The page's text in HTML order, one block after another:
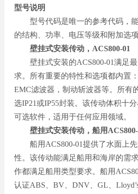
型号说明
型号代码是唯一的参考代码，能
的结构、功率、电压等级和附加选项
壁挂式安装传动， ACS800-01
壁挂式安装的ACS800-01满足最
求。所有重要的特性和选项都内置
EMC滤波器，制动斩波器等。所有
选IP21或IP55封装。该传动体积十
可选软件，适用于任何应用领域。
壁挂式安装传动，船用
船用ACS800-01提供了水面上先
性。该传动能满足船用和海岸的需
作都满足船用类型要求。船用
认证ABS、BV、DNV、GL、